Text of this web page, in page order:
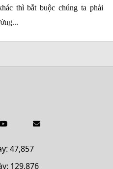
thì bắt buộc chúng ta phải
47,857
129,876